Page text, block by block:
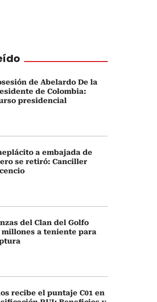
de Abelardo De la
de Colombia:
presidencial
a embajada de
se retiró: Canciller
del Clan del Golfo
millones a teniente para
recibe el puntaje C01 en